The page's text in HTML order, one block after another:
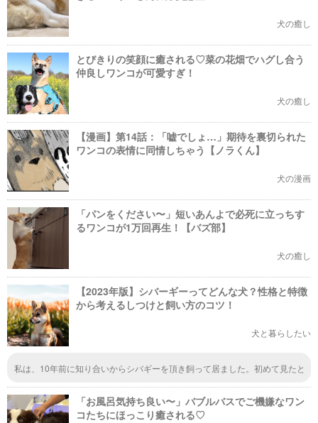
犬の癒し
とびきりの笑顔に癒される♡菜の花畑でハグし合う
仲良しワンコが可愛すぎ！
犬の癒し
【漫画】第14話：「嘘でしょ…」期待を裏切られた
ワンコの表情に同情しちゃう【ノラくん】
犬の漫画
「パンをください〜」短いあんよで必死に立っちす
るワンコが1万回再生！【バズ部】
犬の癒し
【2023年版】シバーギーってどんな犬？性格と特徴
から考えるしつけと飼い方のコツ！
犬と暮らしたい
私は、10年前に知り合いからシバギーを頂き飼って居ました。初めて見たと
ました。散歩が大好きで余り吠えない犬でした。でも？病気に成り亡くなり
ました。頭が良く聞き分けの良い犬でしたよ。
「お風呂気持ち良い〜」バブルバスでご機嫌なワン
コたちにほっこり癒される♡